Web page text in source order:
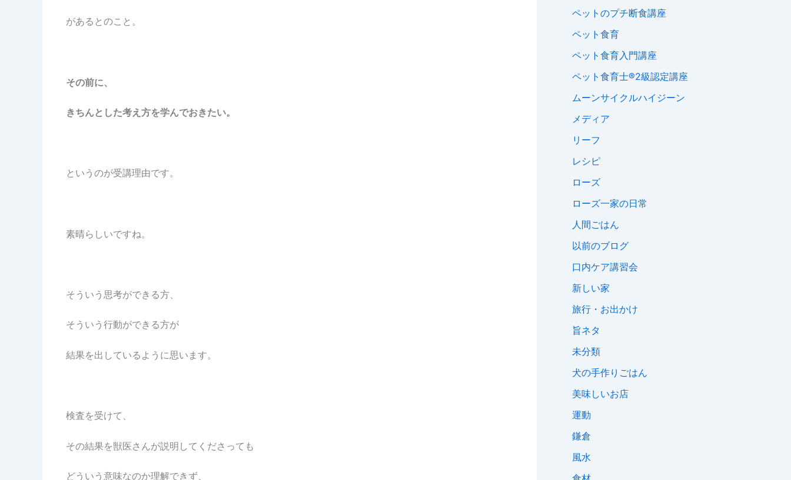
があるとのこと。
その前に、
きちんとした考え方を学んでおきたい。
というのが受講理由です。
素晴らしいですね。
そういう思考ができる方、
そういう行動ができる方が
結果を出しているように思います。
検査を受けて、
その結果を獣医さんが説明してくださっても
どういう意味なのか理解できず、
ペットのプチ断食講座
ペット食育
ペット食育入門講座
ペット食育士®︎2級認定講座
ムーンサイクルハイジーン
メディア
リーフ
レシピ
ローズ
ローズ一家の日常
人間ごはん
以前のブログ
口内ケア講習会
新しい家
旅行・お出かけ
旨ネタ
未分類
犬の手作りごはん
美味しいお店
運動
鎌倉
風水